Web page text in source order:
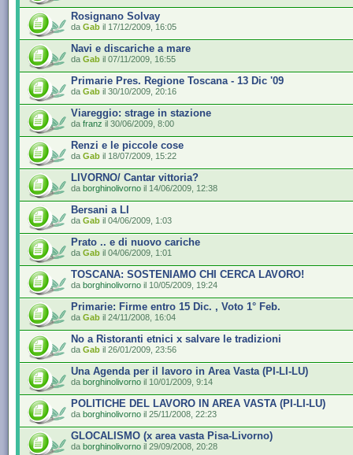
Rosignano Solvay
da Gab il 17/12/2009, 16:05
Navi e discariche a mare
da Gab il 07/11/2009, 16:55
Primarie Pres. Regione Toscana - 13 Dic '09
da Gab il 30/10/2009, 20:16
Viareggio: strage in stazione
da franz il 30/06/2009, 8:00
Renzi e le piccole cose
da Gab il 18/07/2009, 15:22
LIVORNO/ Cantar vittoria?
da borghinolivorno il 14/06/2009, 12:38
Bersani a LI
da Gab il 04/06/2009, 1:03
Prato .. e di nuovo cariche
da Gab il 04/06/2009, 1:01
TOSCANA: SOSTENIAMO CHI CERCA LAVORO!
da borghinolivorno il 10/05/2009, 19:24
Primarie: Firme entro 15 Dic. , Voto 1° Feb.
da Gab il 24/11/2008, 16:04
No a Ristoranti etnici x salvare le tradizioni
da Gab il 26/01/2009, 23:56
Una Agenda per il lavoro in Area Vasta (PI-LI-LU)
da borghinolivorno il 10/01/2009, 9:14
POLITICHE DEL LAVORO IN AREA VASTA (PI-LI-LU)
da borghinolivorno il 25/11/2008, 22:23
GLOCALISMO (x area vasta Pisa-Livorno)
da borghinolivorno il 29/09/2008, 20:28